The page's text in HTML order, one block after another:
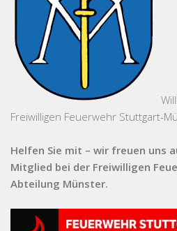
Freiwilligen Feuerwehr Stuttgart-
Helfen Sie mit – wir freuen uns
Mitglied bei der Freiwilligen
Abteilung Münster.